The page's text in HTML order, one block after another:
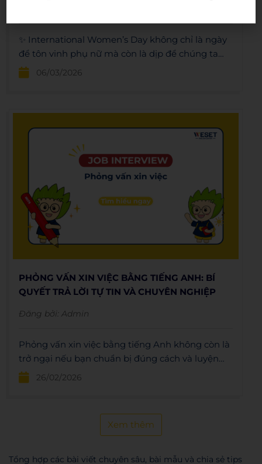
✨ International Women’s Day không chỉ là ngày
để tôn vinh phụ nữ mà còn là dịp để chúng ta
học cách thể hiện sự trân trọng và cảm xúc bằng
06/03/2026
PHỎNG VẤN XIN VIỆC BẰNG TIẾNG ANH: BÍ
QUYẾT TRẢ LỜI TỰ TIN VÀ CHUYÊN NGHIỆP
Đăng bởi: Admin
Phỏng vấn xin việc bằng tiếng Anh không còn là
trở ngại nếu bạn chuẩn bị đúng cách và luyện
tập thường xuyên. Việc nắm vững các câu hỏi
phỏng vấn tiếng Anh phổ biến cùng bộ câu trả
26/02/2026
Xem thêm
Tổng hợp các bài viết chuyên sâu, bài mẫu và chia sẻ tips